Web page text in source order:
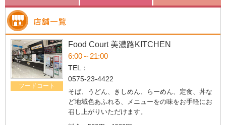
フードコート
Food Court 美濃路KITCHEN
6:00～21:00
TEL：
0575-23-4422
そば、うどん、きしめん、らーめん、定食、丼な
ど地域色あふれる、メニューをの味をお手軽にお
召し上がりいただけます。